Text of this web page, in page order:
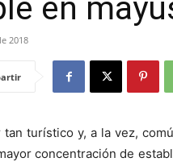
en
2018
tan turístico y, a la vez,
concentración de